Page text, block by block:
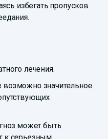
избегать пропусков
лечения.
значительное
может быть
к серьезным